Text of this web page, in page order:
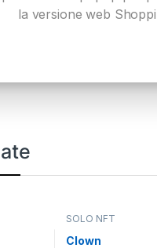
SOLO NFT
Clown
la versione web